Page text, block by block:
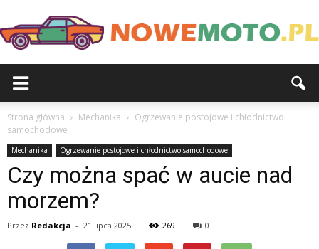
Strona główna Mechanika
Ogrzewanie postojowe i chłodnictwo
samochodowe
Mechanika Ogrzewanie postojowe i chłodnictwo samochodowe
Czy można spać w aucie nad
morzem?
Przez Redakcja - 21 lipca 2025 269 0